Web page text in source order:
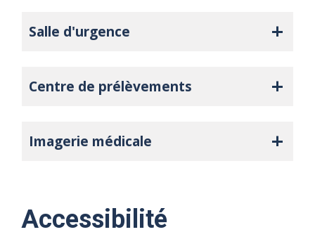
Salle d'urgence
Centre de prélèvements
Imagerie médicale
Accessibilité